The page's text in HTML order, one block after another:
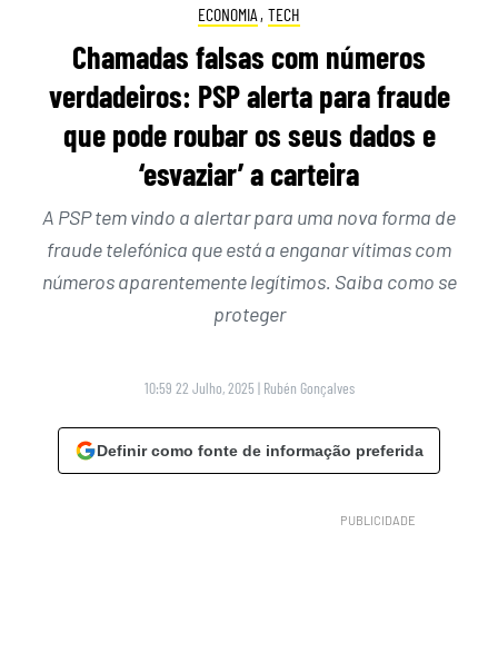
ECONOMIA , TECH
Chamadas falsas com números
verdadeiros: PSP alerta para fraude
que pode roubar os seus dados e
‘esvaziar’ a carteira
A PSP tem vindo a alertar para uma nova forma de
fraude telefónica que está a enganar vítimas com
números aparentemente legítimos. Saiba como se
proteger
10:59 22 Julho, 2025 | Rubén Gonçalves
Definir como fonte de informação preferida